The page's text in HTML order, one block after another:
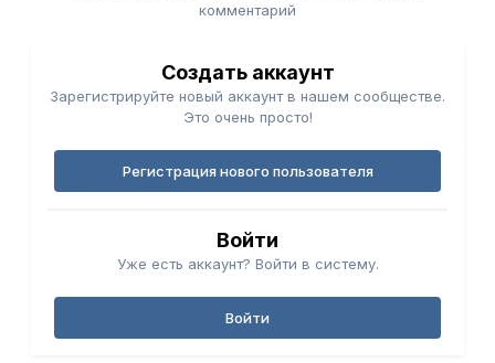
комментарий
Создать аккаунт
Зарегистрируйте новый аккаунт в нашем сообществе.
Это очень просто!
Регистрация нового пользователя
Войти
Уже есть аккаунт? Войти в систему.
Войти